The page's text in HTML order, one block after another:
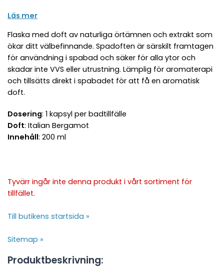
skadar inte VVS eller utrustning. Lämplig för aromaterapi
och tillsätts direkt i spabadet för att få en aromatisk
doft.Dosering: 1 kapsyl per badtillfälleDoft: Italian
BergamotInnehåll: 200 ml
Läs mer
Flaska med doft av naturliga örtämnen och extrakt som
ökar ditt välbefinnande. Spadoften är särskilt framtagen
för användning i spabad och säker för alla ytor och
skadar inte VVS eller utrustning. Lämplig för aromaterapi
och tillsätts direkt i spabadet för att få en aromatisk
doft.
Dosering: 1 kapsyl per badtillfälle
Doft: Italian Bergamot
Innehåll: 200 ml
Tyvärr ingår inte denna produkt i vårt sortiment för
tillfället.
Till butikens startsida »
Sitemap »
Produktbeskrivning: